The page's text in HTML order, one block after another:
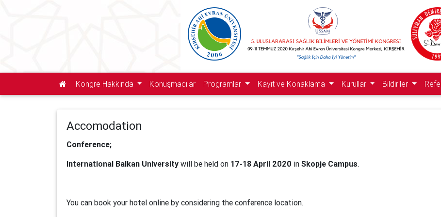
Kongre Hakkında Konuşmacılar Programlar Kayıt ve Konaklama Kurullar Bildiriler
Accomodation
Conference;
International Balkan University will be held on 17-18 April 2020 in Skopje Campus.
You can book your hotel online by considering the conference location.